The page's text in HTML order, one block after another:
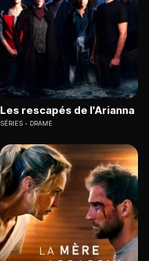
Les rescapés de l'Arianna
SÉRIES DRAME